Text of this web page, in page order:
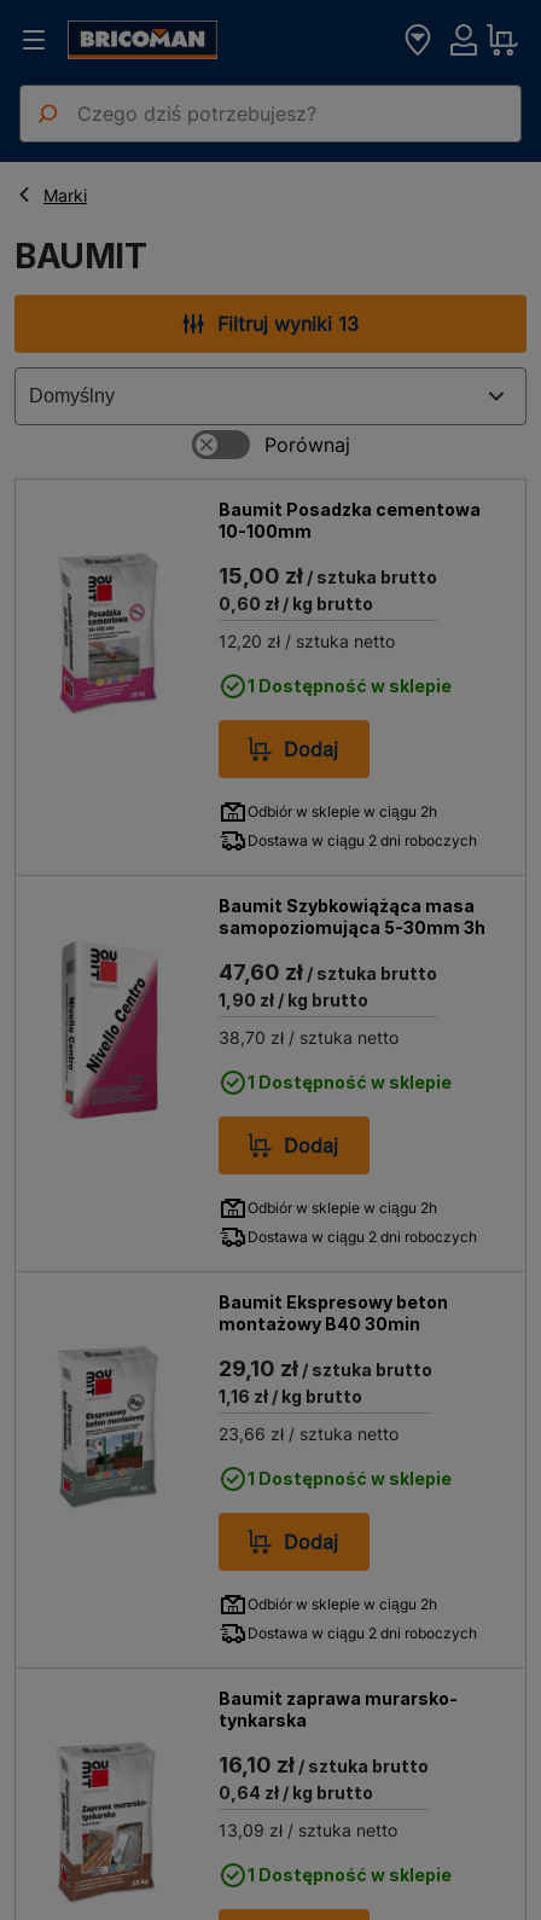
Strona główna
Marki
BAUMIT
BAUMIT
Filtruj wyniki 13
Baumit Posadzka cementowa
10-100mm
15,00 zł / sztuka brutto
0,60 zł / kg brutto
12,20 zł / sztuka netto
1 Dostępność w sklepie
Dodaj
Odbiór w sklepie w ciągu 2h
Dostawa w ciągu 2 dni roboczych
Baumit Szybkowiążąca masa
samopoziomująca 5-30mm 3h
47,60 zł / sztuka brutto
1,90 zł / kg brutto
38,70 zł / sztuka netto
1 Dostępność w sklepie
Dodaj
Odbiór w sklepie w ciągu 2h
Dostawa w ciągu 2 dni roboczych
Baumit Ekspresowy beton
montażowy B40 30min
29,10 zł / sztuka brutto
1,16 zł / kg brutto
23,66 zł / sztuka netto
1 Dostępność w sklepie
Dodaj
Odbiór w sklepie w ciągu 2h
Dostawa w ciągu 2 dni roboczych
Baumit zaprawa murarsko-
tynkarska
16,10 zł / sztuka brutto
0,64 zł / kg brutto
13,09 zł / sztuka netto
1 Dostępność w sklepie